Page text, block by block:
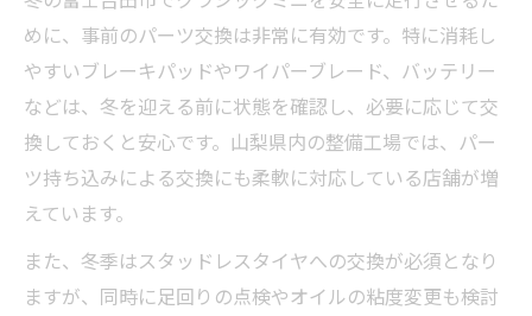
めに、事前のパーツ交換は非常に有効です。特に消耗し
やすいブレーキパッドやワイパーブレード、バッテリー
などは、冬を迎える前に状態を確認し、必要に応じて交
換しておくと安心です。山梨県内の整備工場では、パー
ツ持ち込みによる交換にも柔軟に対応している店舗が増
えています。
また、冬季はスタッドレスタイヤへの交換が必須となり
ますが、同時に足回りの点検やオイルの粘度変更も検討